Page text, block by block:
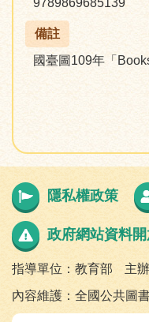
9789869685139
備註
國臺圖109年「
隱私權政策
政府網站資料
指導單位：教育部
主
內容維護：全國公共圖